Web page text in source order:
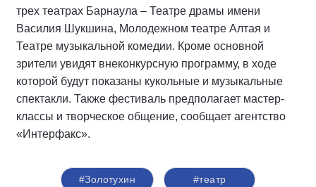
трех театрах Барнаула – Театре драмы имени
Василия Шукшина, Молодежном театре Алтая и
Театре музыкальной комедии. Кроме основной
зрители увидят внеконкурсную программу, в ходе
которой будут показаны кукольные и музыкальные
спектакли. Также фестиваль предполагает мастер-
классы и творческое общение, сообщает агентство
«Интерфакс».
#Золотухин #театр